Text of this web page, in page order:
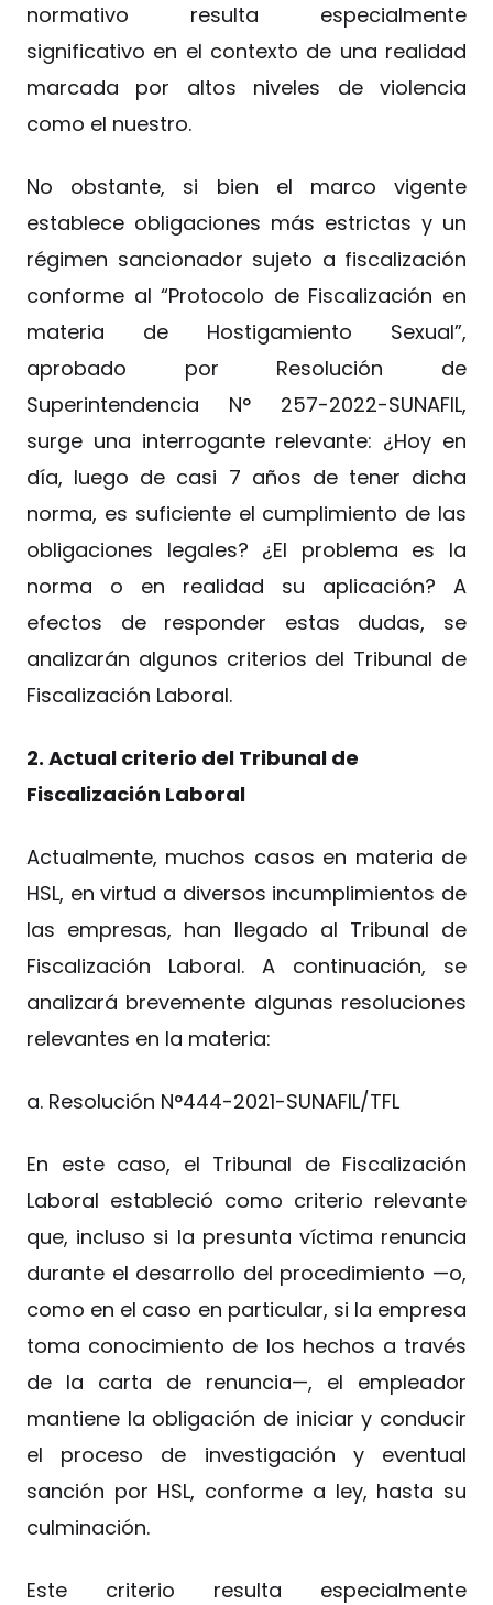
normativo resulta especialmente
significativo en el contexto de una realidad
marcada por altos niveles de violencia
como el nuestro.
No obstante, si bien el marco vigente
establece obligaciones más estrictas y un
régimen sancionador sujeto a fiscalización
conforme al “Protocolo de Fiscalización en
materia de Hostigamiento Sexual”,
aprobado por Resolución de
Superintendencia N° 257-2022-SUNAFIL,
surge una interrogante relevante: ¿Hoy en
día, luego de casi 7 años de tener dicha
norma, es suficiente el cumplimiento de las
obligaciones legales? ¿El problema es la
norma o en realidad su aplicación? A
efectos de responder estas dudas, se
analizarán algunos criterios del Tribunal de
Fiscalización Laboral.
2. Actual criterio del Tribunal de
Fiscalización Laboral
Actualmente, muchos casos en materia de
HSL, en virtud a diversos incumplimientos de
las empresas, han llegado al Tribunal de
Fiscalización Laboral. A continuación, se
analizará brevemente algunas resoluciones
relevantes en la materia:
a. Resolución N°444-2021-SUNAFIL/TFL
En este caso, el Tribunal de Fiscalización
Laboral estableció como criterio relevante
que, incluso si la presunta víctima renuncia
durante el desarrollo del procedimiento —o,
como en el caso en particular, si la empresa
toma conocimiento de los hechos a través
de la carta de renuncia—, el empleador
mantiene la obligación de iniciar y conducir
el proceso de investigación y eventual
sanción por HSL, conforme a ley, hasta su
culminación.
Este criterio resulta especialmente